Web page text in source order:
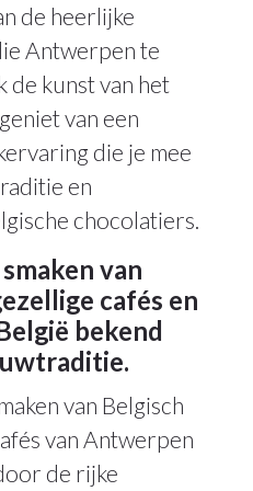
de heerlijke
Antwerpen te
de kunst van het
van een
die je mee
en
chocolatiers.
van
cafés en
bekend
van Belgisch
van Antwerpen
de rijke